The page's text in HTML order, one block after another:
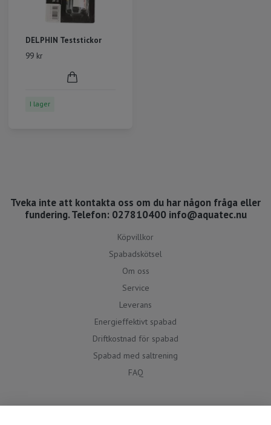
DELPHIN Teststickor
99 kr
I lager
Tveka inte att kontakta oss om du har någon fråga eller
fundering. Telefon: 027810400 info@aquatec.nu
Köpvillkor
Spabadskötsel
Om oss
Service
Leverans
Energieffektivt spabad
Driftkostnad för spabad
Spabad med saltrening
FAQ